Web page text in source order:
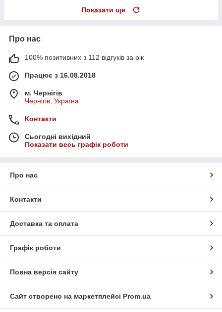
Показати ще
Про нас
100% позитивних з 112 відгуків за рік
Працює з 16.08.2018
м. Чернігів
Чернігів, Україна
Контакти
Сьогодні вихідний
Показати весь графік роботи
Про нас
Контакти
Доставка та оплата
Графік роботи
Повна версія сайту
Сайт створено на маркетплейсі Prom.ua